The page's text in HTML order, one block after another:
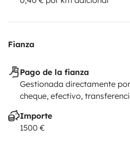
Fianza
Pago de la fianza
Gestionada directamente
cheque, efectivo,
Importe
1500 €